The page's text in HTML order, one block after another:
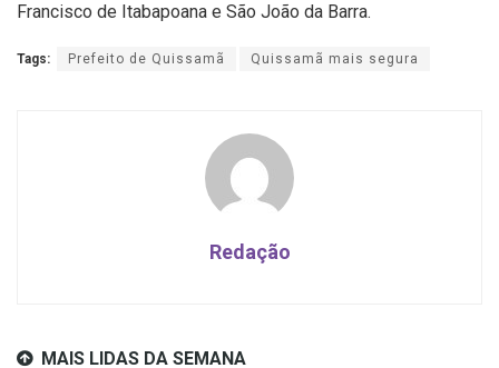
Francisco de Itabapoana e São João da Barra.
Tags: Prefeito de Quissamã Quissamã mais segura
Redação
MAIS LIDAS DA SEMANA